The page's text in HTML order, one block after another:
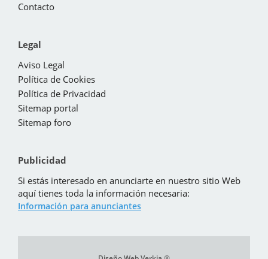
Contacto
Legal
Aviso Legal
Política de Cookies
Política de Privacidad
Sitemap portal
Sitemap foro
Publicidad
Si estás interesado en anunciarte en nuestro sitio Web
aquí tienes toda la información necesaria:
Información para anunciantes